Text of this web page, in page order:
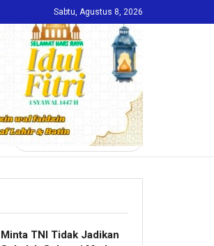
Sabtu, Agustus 8, 2026
Minta TNI Tidak Jadikan